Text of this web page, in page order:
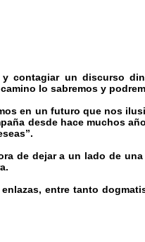
contagiar un discurso
lo sabremos y
en un futuro que nos
desde hace muchos
de dejar a un lado de
entre tanto